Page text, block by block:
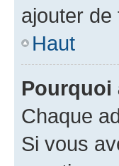
ajouter
Haut
Pourquoi
Chaque
Si vous